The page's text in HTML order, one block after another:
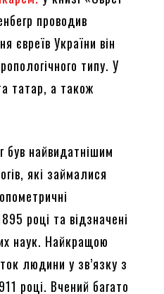
проводив
євреїв України він
типу. У
татар, а також
найвидатнішим
які займалися
році та відзначені
наук. Найкращою
людини у зв’язку з
році. Вчений багато